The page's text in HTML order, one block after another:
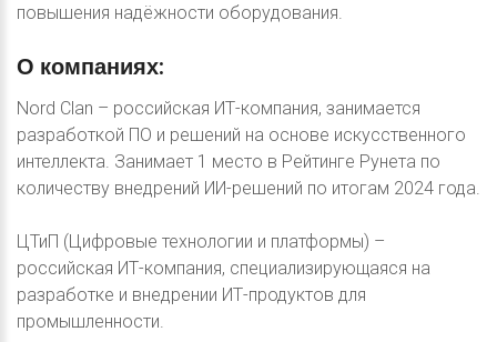
повышения надёжности оборудования.
О компаниях:
Nord Clan – российская ИТ-компания, занимается
разработкой ПО и решений на основе искусственного
интеллекта. Занимает 1 место в Рейтинге Рунета по
количеству внедрений ИИ-решений по итогам 2024 года.
ЦТиП (Цифровые технологии и платформы) –
российская ИТ-компания, специализирующаяся на
разработке и внедрении ИТ-продуктов для
промышленности.